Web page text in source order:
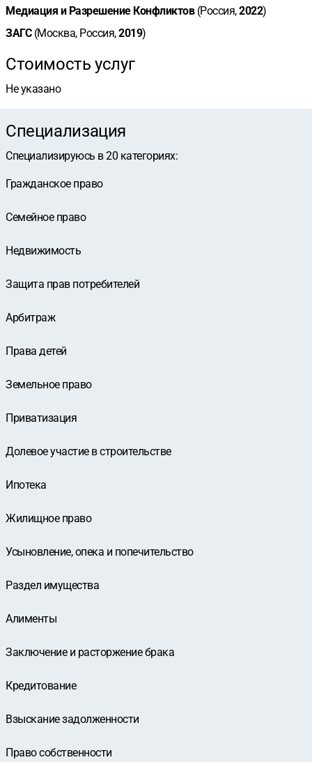
Медиация и Разрешение Конфликтов(Россия,2022)
ЗАГС(Москва, Россия,2019)
Стоимость услуг
Не указано
Специализация
Специализируюсь в20 категориях:
Гражданское право
Семейное право
Недвижимость
Защита прав потребителей
Арбитраж
Права детей
Земельное право
Приватизация
Долевое участие в строительстве
Ипотека
Жилищное право
Усыновление, опека и попечительство
Раздел имущества
Алименты
Заключение и расторжение брака
Кредитование
Взыскание задолженности
Право собственности